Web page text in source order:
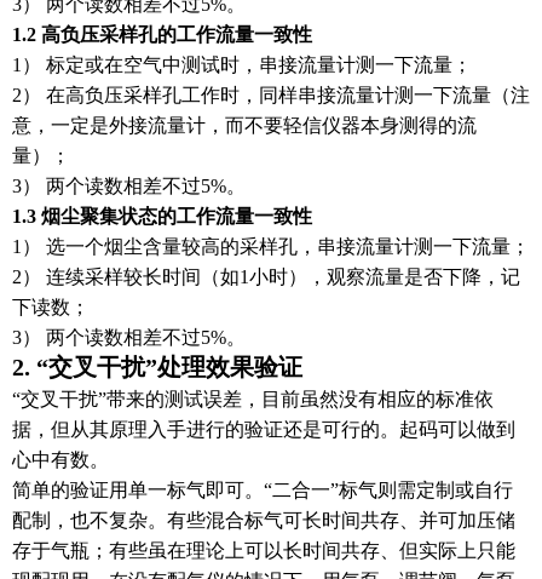
3） 两个读数相差不过5%。
1.2 高负压采样孔的工作流量一致性
1） 标定或在空气中测试时，串接流量计测一下流量；
2） 在高负压采样孔工作时，同样串接流量计测一下流量（注
意，一定是外接流量计，而不要轻信仪器本身测得的流
量）；
3） 两个读数相差不过5%。
1.3 烟尘聚集状态的工作流量一致性
1） 选一个烟尘含量较高的采样孔，串接流量计测一下流量；
2） 连续采样较长时间（如1小时），观察流量是否下降，记
下读数；
3） 两个读数相差不过5%。
2. “交叉干扰”处理效果验证
“交叉干扰”带来的测试误差，目前虽然没有相应的标准依
据，但从其原理入手进行的验证还是可行的。起码可以做到
心中有数。
简单的验证用单一标气即可。“二合一”标气则需定制或自行
配制，也不复杂。有些混合标气可长时间共存、并可加压储
存于气瓶；有些虽在理论上可以长时间共存、但实际上只能